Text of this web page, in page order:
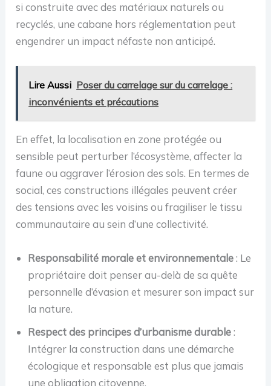
si construite avec des matériaux naturels ou
recyclés, une cabane hors réglementation peut
engendrer un impact néfaste non anticipé.
Lire Aussi Poser du carrelage sur du carrelage :
inconvénients et précautions
En effet, la localisation en zone protégée ou
sensible peut perturber l’écosystème, affecter la
faune ou aggraver l’érosion des sols. En termes de
social, ces constructions illégales peuvent créer
des tensions avec les voisins ou fragiliser le tissu
communautaire au sein d’une collectivité.
Responsabilité morale et environnementale: Le
propriétaire doit penser au-delà de sa quête
personnelle d’évasion et mesurer son impact sur
la nature.
Respect des principes d’urbanisme durable:
Intégrer la construction dans une démarche
écologique et responsable est plus que jamais
une obligation citoyenne.